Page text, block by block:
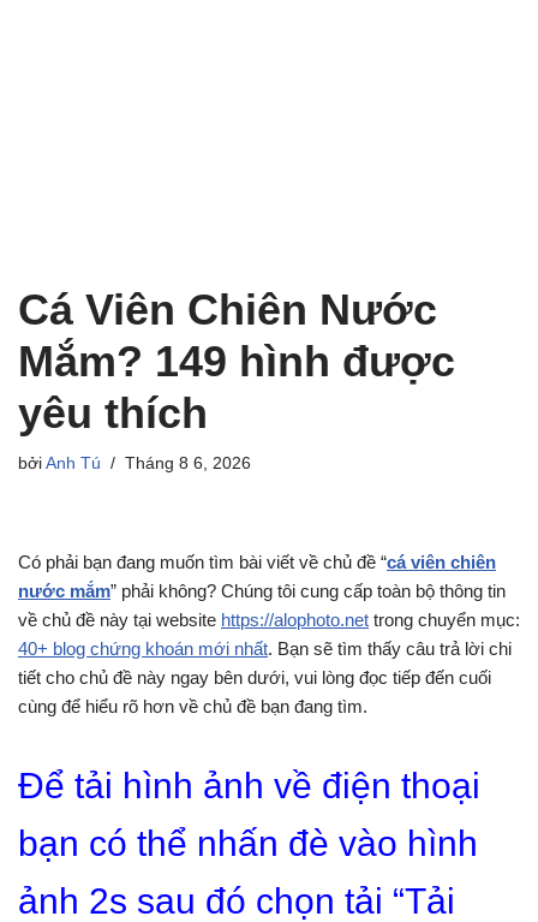
Cá Viên Chiên Nước
Mắm? 149 hình được
yêu thích
bởi Anh Tú Tháng 8 6, 2026
Có phải bạn đang muốn tìm bài viết về chủ đề “cá viên chiên
nước mắm” phải không? Chúng tôi cung cấp toàn bộ thông tin
về chủ đề này tại website https://alophoto.net trong chuyển mục:
40+ blog chứng khoán mới nhất. Bạn sẽ tìm thấy câu trả lời chi
tiết cho chủ đề này ngay bên dưới, vui lòng đọc tiếp đến cuối
cùng để hiểu rõ hơn về chủ đề bạn đang tìm.
Để tải hình ảnh về điện thoại
bạn có thể nhấn đè vào hình
ảnh 2s sau đó chọn tải “Tải